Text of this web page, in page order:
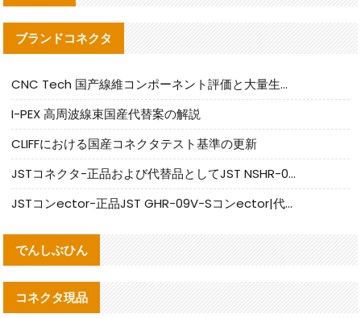
ブランドコネクタ
CNC Tech 国产線維コンポーネント評価と大量生産適合ガイド
I-PEX 高周波線束国産代替案の解説
CLIFFにおける国産コネクタテスト基準の更新
JSTコネクタ-正品および代替品としてJST NSHR-02V-Sコネクタを提供します
JSTコンector-正品JST GHR-09V-Sコンector|代替品提供
でんしぶひん
コネクタ現品